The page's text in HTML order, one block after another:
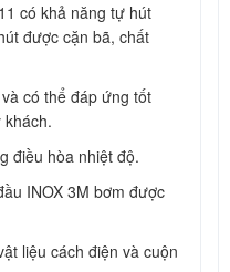
có khả năng tự hút
được cặn bã, chất
có thể đáp ứng tốt
khách.
điều hòa nhiệt độ.
INOX 3M bơm được
liệu cách điện và cuộn